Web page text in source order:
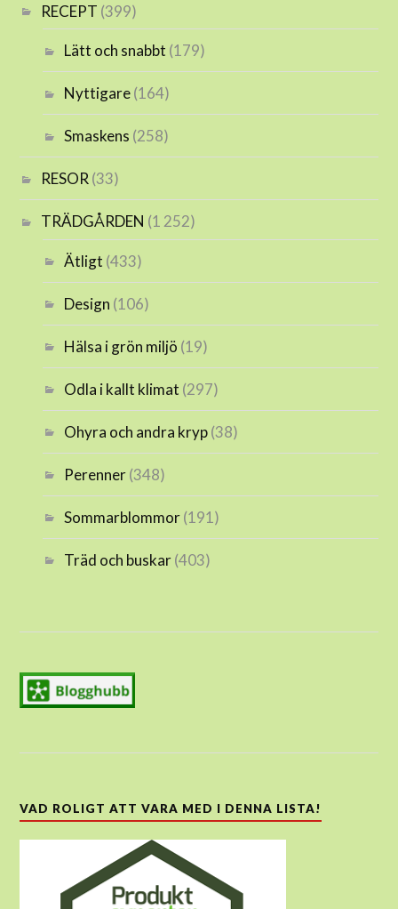
RECEPT (399)
Lätt och snabbt (179)
Nyttigare(164)
Smaskens (258)
RESOR (33)
TRÄDGÅRDEN (1 252)
Ätligt (433)
Design (106)
Hälsa i grön miljö (19)
Odla i kallt klimat (297)
Ohyra och andra kryp(38)
Perenner(348)
Sommarblommor(191)
Träd och buskar(403)
VAD ROLIGT ATT VARA MED I DENNA LISTA!